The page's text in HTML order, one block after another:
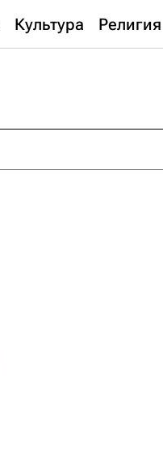
Культура Религия